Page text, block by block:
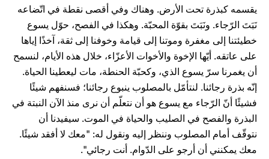
يقسمه كبذرة تحت الأرض. وهناك وفي أقصى نقطة في اتّضاعه
نَبَتَ الرّجاء. ونَبَتَ بقوّة المحبّة. وهكذا في الفصح، حوّل يسوع
خطيئتنا إلى مغفرة وموتنا إلى قيامة وخوفنا إلى ثقة، آخذًا إياها
على عاتقه. أيّها الإخوة والأخوات الأعزّاء، خلال هذه الأيام، لنسمح
أن يغمرنا سرّ يسوع الذي، وكحبّة الحنطة، مات ليعطينا الحياة.
إنّه بذرة رجائنا. لنتأمّل بالمصلوب ينبوع رجائنا؛ فسنفهم شيئًا
فشيئًا أنّ الرّجاء مع يسوع هو أن نتعلّم أن نرى منذ الآن النبتة في
البذرة والفصح في الصليب والحياة في الموت. سيفيدنا أن
نتوقّف أمام المصلوب وننظر إليه ونقول له: "معك لا أفقد شيئًا.
معك يمكنني أن أرجو على الدّوام. أنت رجائي".